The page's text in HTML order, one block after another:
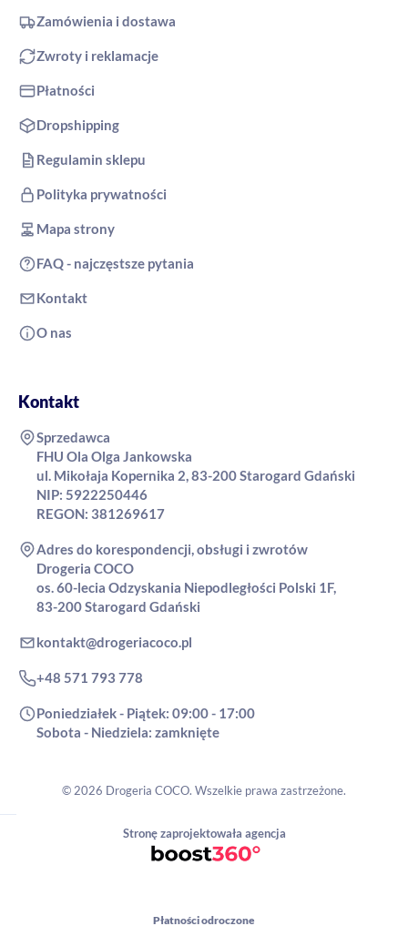
Zamówienia i dostawa
Zwroty i reklamacje
Płatności
Dropshipping
Regulamin sklepu
Polityka prywatności
Mapa strony
FAQ - najczęstsze pytania
Kontakt
O nas
Kontakt
Sprzedawca
FHU Ola Olga Jankowska
ul. Mikołaja Kopernika 2, 83-200 Starogard Gdański
NIP: 5922250446
REGON: 381269617
Adres do korespondencji, obsługi i zwrotów
Drogeria COCO
os. 60-lecia Odzyskania Niepodległości Polski 1F,
83-200 Starogard Gdański
kontakt@drogeriacoco.pl
+48 571 793 778
Poniedziałek - Piątek: 09:00 - 17:00
Sobota - Niedziela: zamknięte
© 2026 Drogeria COCO. Wszelkie prawa zastrzeżone.
Stronę zaprojektowała agencja
Płatności odroczone